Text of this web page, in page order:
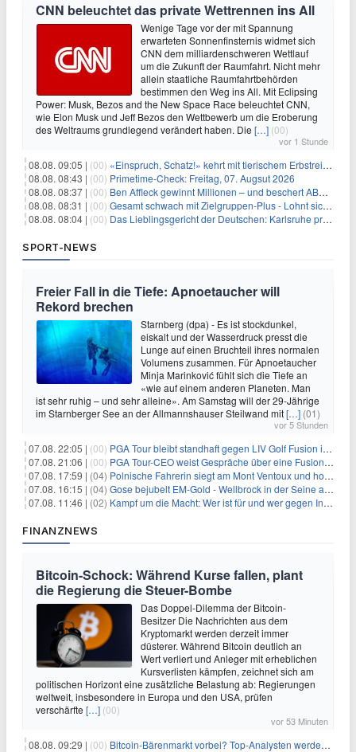
CNN beleuchtet das private Wettrennen ins All
Wenige Tage vor der mit Spannung
erwarteten Sonnenfinsternis widmet sich
CNN dem milliardenschweren Wettlauf
um die Zukunft der Raumfahrt. Nicht mehr
allein staatliche Raumfahrtbehörden
bestimmen den Weg ins All. Mit Eclipsing
Power: Musk, Bezos and the New Space Race beleuchtet CNN,
wie Elon Musk und Jeff Bezos den Wettbewerb um die Eroberung
des Weltraums grundlegend verändert haben. Die […] (00)
vor 1 Stunde
08.08. 09:05 | (00) «Einspruch, Schatz!» kehrt mit tierischem Erbstreit zurück
08.08. 08:43 | (00) Primetime-Check: Freitag, 07. Augsut 2026
08.08. 08:37 | (00) Ben Affleck gewinnt Millionen – und beschert ABC Top-Quoten
08.08. 08:31 | (00) Gesamt schwach mit Zielgruppen-Plus - Lohnt sich First Dates Hotel doch?
08.08. 08:04 | (00) Das Lieblingsgericht der Deutschen: Karlsruhe prägt seit 75 Jahren die Republik
SPORT-NEWS
Freier Fall in die Tiefe: Apnoetaucher will
Rekord brechen
Starnberg (dpa) - Es ist stockdunkel,
eiskalt und der Wasserdruck presst die
Lunge auf einen Bruchteil ihres normalen
Volumens zusammen. Für Apnoetaucher
Minja Marinković fühlt sich die Tiefe an
«wie auf einem anderen Planeten. Man
ist sehr ruhig – und sehr alleine». Am Samstag will der 29-Jährige
im Starnberger See an der Allmannshauser Steilwand mit[…] (01)
vor 5 Stunden
07.08. 22:05 | (00) PGA Tour bleibt standhaft gegen LIV Golf Fusion in einem sich wandelnden Sportumfeld
07.08. 21:06 | (00) PGA Tour-CEO weist Gespräche über eine Fusion mit LIV Golf zurück und bekräftigt die Wettbewerbslandschaft
07.08. 17:59 | (04) Polnische Fahrerin siegt am Mont Ventoux und holt Tour-Gelb
07.08. 16:15 | (04) Gose bejubelt EM-Gold - Wellbrock in der Seine ausgebremst
07.08. 11:46 | (02) Kampf um die Macht: Wer ist für und wer gegen Infantino?
FINANZNEWS
Bitcoin-Schock: Während Kurse fallen, plant
die Regierung die Steuer-Bombe
Das Doppel-Dilemma der Bitcoin-
Besitzer Die Nachrichten aus dem
Kryptomarkt werden derzeit immer
düsterer. Während Bitcoin deutlich an
Wert verliert und Anleger mit erheblichen
Kursverlisten kämpfen, zeichnet sich am
politischen Horizont eine zusätzliche Belastung ab: Regierungen
weltweit, insbesondere in Europa und den USA, prüfen
verschärfte […] (00)
vor 53 Minuten
08.08. 09:29 | (00) Bitcoin-Bärenmarkt vorbei? Top-Analysten werden optimistisch, aber die Geschichte sagt etwas anderes